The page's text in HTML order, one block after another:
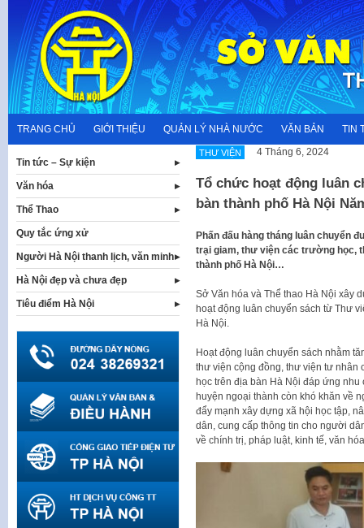
content
TRANG CHỦ GIỚI THIỆU QUẢN LÝ NHÀ NƯỚC VĂN BẢN TIN
THƯ VIỆN 4 Tháng 6, 2024
Tổ chức hoạt động luân
bàn thành phố Hà Nội
Phấn đấu hàng tháng luân chuyển
trại giam, thư viện các trường học,
thành phố Hà Nội…
Sở Văn hóa và Thể thao Hà Nội xây
hoạt động luân chuyển sách từ Thư
Hà Nội.
Hoạt động luân chuyển sách nhằm
thư viện cộng đồng, thư viện tư nhân
học trên địa bàn Hà Nội đáp ứng
huyện ngoại thành còn khó khăn về
đẩy mạnh xây dựng xã hội học tập,
dân, cung cấp thông tin cho người
về chính trị, pháp luật, kinh tế, văn
Tin tức – Sự kiện
Văn hóa
Thể Thao
Quy tắc ứng xử
Người Hà Nội thanh lịch, văn minh
Hà Nội đẹp và chưa đẹp
Tiêu điểm Hà Nội